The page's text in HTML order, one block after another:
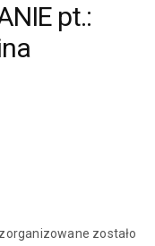
pt.:
zorganizowane zostało